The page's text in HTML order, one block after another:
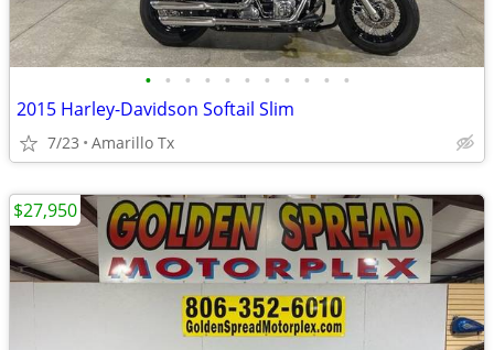
• • • • • • • • • • •
2015 Harley-Davidson Softail Slim
7/23 Amarillo Tx
$27,950